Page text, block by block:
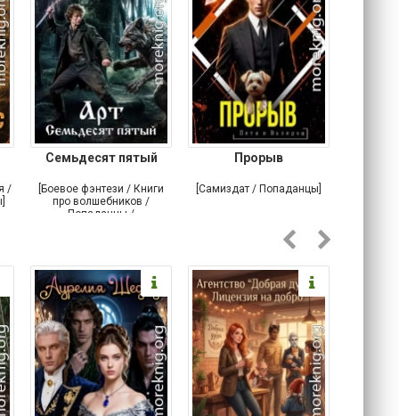
/
Семьдесят пятый
[Боевое фэнтези / Книги
про волшебников /
Попаданцы /
Прорыв
[Самиздат / Попаданцы]